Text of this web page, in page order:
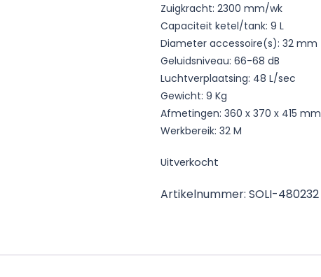
Zuigkracht: 2300 mm/wk
Capaciteit ketel/tank: 9 L
Diameter accessoire(s): 32 mm
Geluidsniveau: 66-68 dB
Luchtverplaatsing: 48 L/sec
Gewicht: 9 Kg
Afmetingen: 360 x 370 x 415 mm
Werkbereik: 32 M
Uitverkocht
Artikelnummer: SOLI-480232